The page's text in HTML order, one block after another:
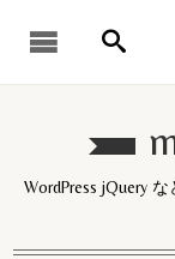
WordPress jQuery